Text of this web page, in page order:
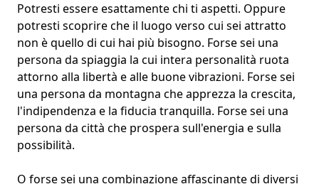
Potresti essere esattamente chi ti aspetti. Oppure
potresti scoprire che il luogo verso cui sei attratto
non è quello di cui hai più bisogno. Forse sei una
persona da spiaggia la cui intera personalità ruota
attorno alla libertà e alle buone vibrazioni. Forse sei
una persona da montagna che apprezza la crescita,
l'indipendenza e la fiducia tranquilla. Forse sei una
persona da città che prospera sull'energia e sulla
possibilità.
O forse sei una combinazione affascinante di diversi